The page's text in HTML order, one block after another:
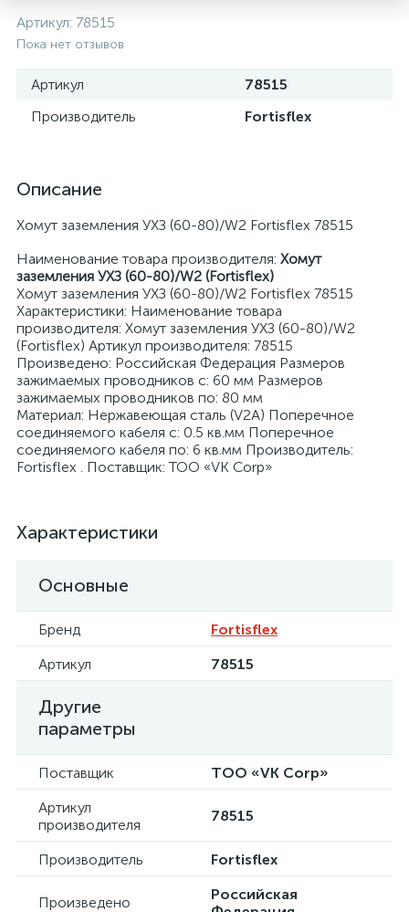
Артикул: 78515
Пока нет отзывов
Артикул
78515
Производитель
Fortisflex
Описание
Хомут заземления УХЗ (60-80)/W2 Fortisflex 78515
Наименование товара производителя: Хомут
заземления УХЗ (60-80)/W2 (Fortisflex)
Хомут заземления УХЗ (60-80)/W2 Fortisflex 78515
Характеристики: Наименование товара
производителя: Хомут заземления УХЗ (60-80)/W2
(Fortisflex) Артикул производителя: 78515
Произведено: Российская Федерация Размеров
зажимаемых проводников с: 60 мм Размеров
зажимаемых проводников по: 80 мм
Материал: Нержавеющая сталь (V2A) Поперечное
соединяемого кабеля с: 0.5 кв.мм Поперечное
соединяемого кабеля по: 6 кв.мм Производитель:
Fortisflex . Поставщик: ТОО «VK Corp»
Характеристики
Основные
Бренд
Fortisflex
Артикул
78515
Другие
параметры
Поставщик
ТОО «VK Corp»
Артикул
производителя
78515
Производитель Fortisflex
Произведено
Российская